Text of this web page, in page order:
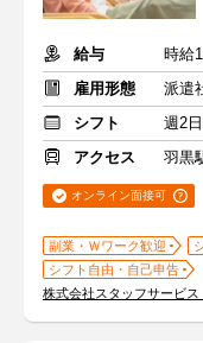
給与
時給
雇用形態
派遣
シフト
週2
アクセス
羽黒
オンライン面接可
副業・Ｗワーク歓迎
シフト自由・自己申告
株式会社スタッフサービ